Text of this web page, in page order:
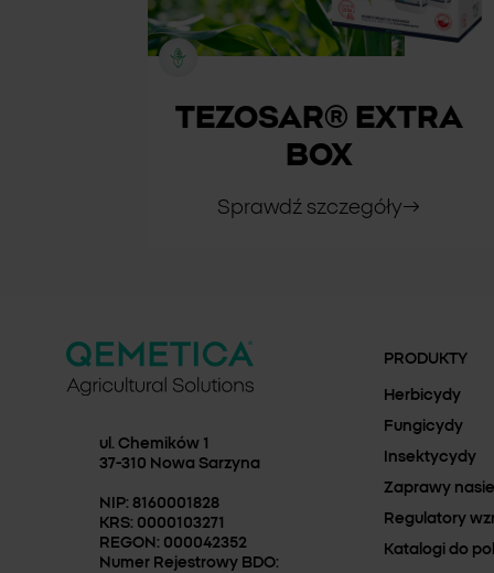
TEZOSAR® EXTRA
BOX
Sprawdź szczegóły
ul. Chemików 1
37-310 Nowa Sarzyna
NIP: 8160001828
KRS: 0000103271
REGON: 000042352
Numer Rejestrowy BDO:
PRODUKTY
Herbicydy
Fungicydy
Insektycydy
Zaprawy
Regulatory
Katalogi do